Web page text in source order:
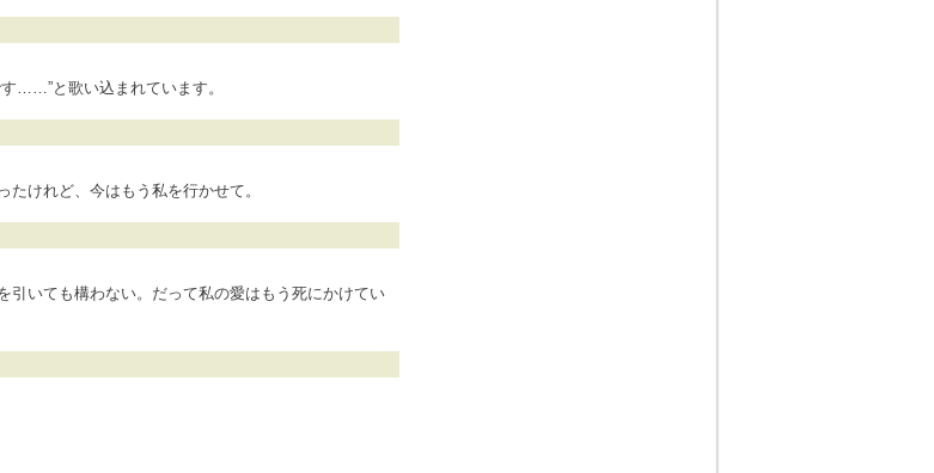
……”と歌い込まれています。
けれど、今はもう私を行かせて。
引いても構わない。だって私の愛はもう死にかけてい